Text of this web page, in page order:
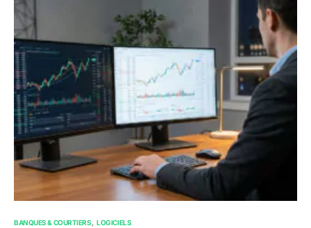
BANQUES & COURTIERS LOGICIELS